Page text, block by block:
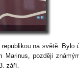
na světě. Bylo
Marinus, později
září.